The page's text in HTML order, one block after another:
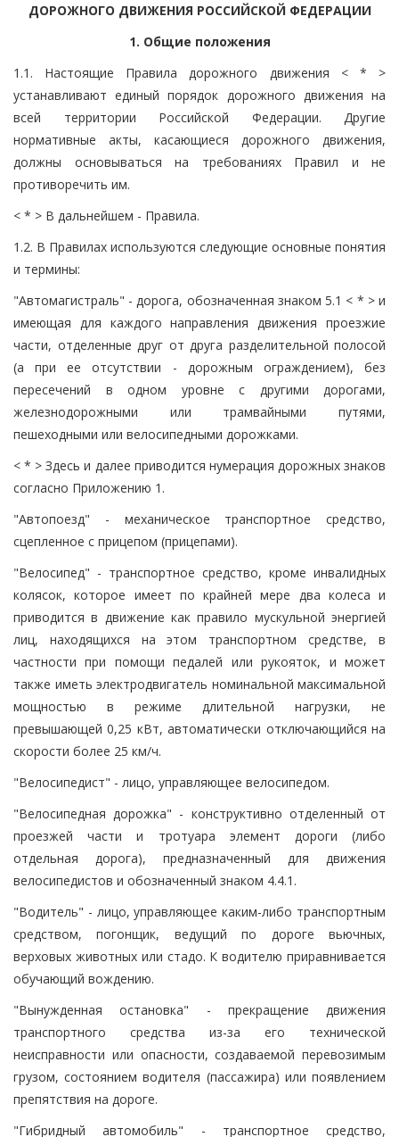
ДОРОЖНОГО ДВИЖЕНИЯ РОССИЙСКОЙ ФЕДЕРАЦИИ
1. Общие положения
1.1. Настоящие Правила дорожного движения < * >
устанавливают единый порядок дорожного движения на
всей территории Российской Федерации. Другие
нормативные акты, касающиеся дорожного движения,
должны основываться на требованиях Правил и не
противоречить им.
< * > В дальнейшем - Правила.
1.2. В Правилах используются следующие основные понятия
и термины:
"Автомагистраль" - дорога, обозначенная знаком 5.1 < * > и
имеющая для каждого направления движения проезжие
части, отделенные друг от друга разделительной полосой
(а при ее отсутствии - дорожным ограждением), без
пересечений в одном уровне с другими дорогами,
железнодорожными или трамвайными путями,
пешеходными или велосипедными дорожками.
< * > Здесь и далее приводится нумерация дорожных знаков
согласно Приложению 1.
"Автопоезд" - механическое транспортное средство,
сцепленное с прицепом (прицепами).
"Велосипед" - транспортное средство, кроме инвалидных
колясок, которое имеет по крайней мере два колеса и
приводится в движение как правило мускульной энергией
лиц, находящихся на этом транспортном средстве, в
частности при помощи педалей или рукояток, и может
также иметь электродвигатель номинальной максимальной
мощностью в режиме длительной нагрузки, не
превышающей 0,25 кВт, автоматически отключающийся на
скорости более 25 км/ч.
"Велосипедист" - лицо, управляющее велосипедом.
"Велосипедная дорожка" - конструктивно отделенный от
проезжей части и тротуара элемент дороги (либо
отдельная дорога), предназначенный для движения
велосипедистов и обозначенный знаком 4.4.1.
"Водитель" - лицо, управляющее каким-либо транспортным
средством, погонщик, ведущий по дороге вьючных,
верховых животных или стадо. К водителю приравнивается
обучающий вождению.
"Вынужденная остановка" - прекращение движения
транспортного средства из-за его технической
неисправности или опасности, создаваемой перевозимым
грузом, состоянием водителя (пассажира) или появлением
препятствия на дороге.
"Гибридный автомобиль" - транспортное средство,